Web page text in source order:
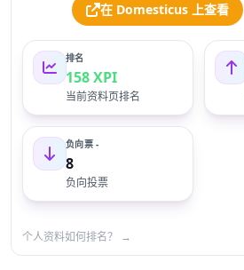
在 Domesticus 上查看
排名
158 XPI
当前资料页排名
负向票 -
8
负向投票
个人资料如何排名？ →